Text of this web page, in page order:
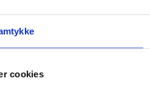
cookies